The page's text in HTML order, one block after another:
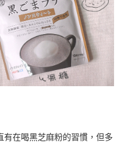
在喝黑芝麻粉的習慣，但多